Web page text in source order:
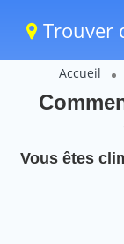
Trouver
Accueil
Vous êtes